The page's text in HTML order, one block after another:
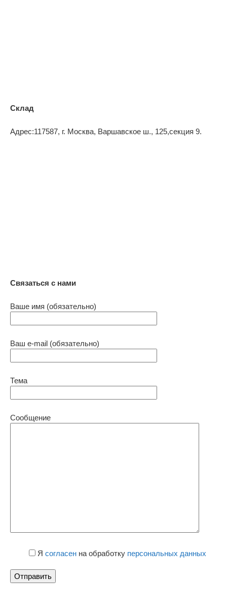
Склад
Адрес:117587, г. Москва, Варшавское ш., 125,секция 9.
Связаться с нами
Ваше имя (обязательно)
Ваш e-mail (обязательно)
Тема
Сообщение
Я согласенна обработку персональных данных